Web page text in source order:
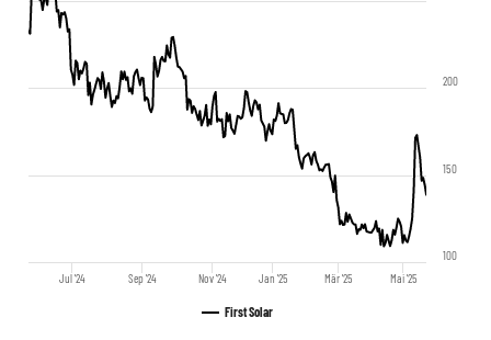
First Solar
Jul '24 Sep '24 Nov '24 Jan '25 Mär '25 Mai '25
100
150
200